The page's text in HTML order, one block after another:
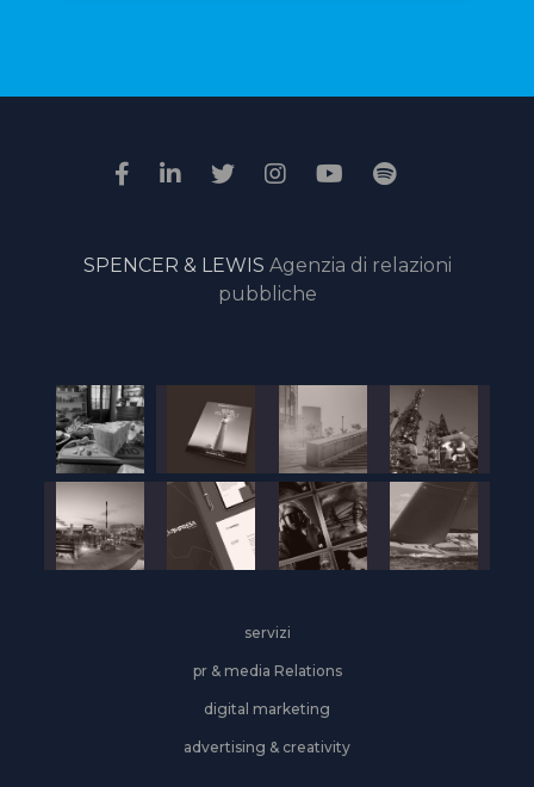
il
della
giuria
online
SPENCER & LEWIS Agenzia di relazioni
pubbliche
servizi
pr & media Relations
digital marketing
advertising & creativity